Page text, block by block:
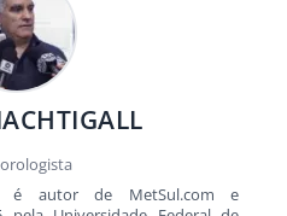
é autor de MetSul.com e